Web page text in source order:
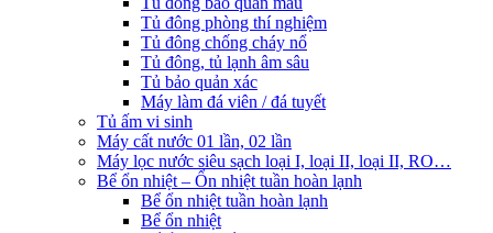
Tủ đông phòng thí nghiệm
Tủ đông chống cháy nổ
Tủ đông, tủ lạnh âm sâu
Tủ bảo quản xác
Máy làm đá viên / đá tuyết
Tủ ấm vi sinh
Máy cất nước 01 lần, 02 lần
Máy lọc nước siêu sạch loại I, loại II, loại II, RO…
Bể ổn nhiệt – Ổn nhiệt tuần hoàn lạnh
Bể ổn nhiệt tuần hoàn lạnh
Bể ổn nhiệt